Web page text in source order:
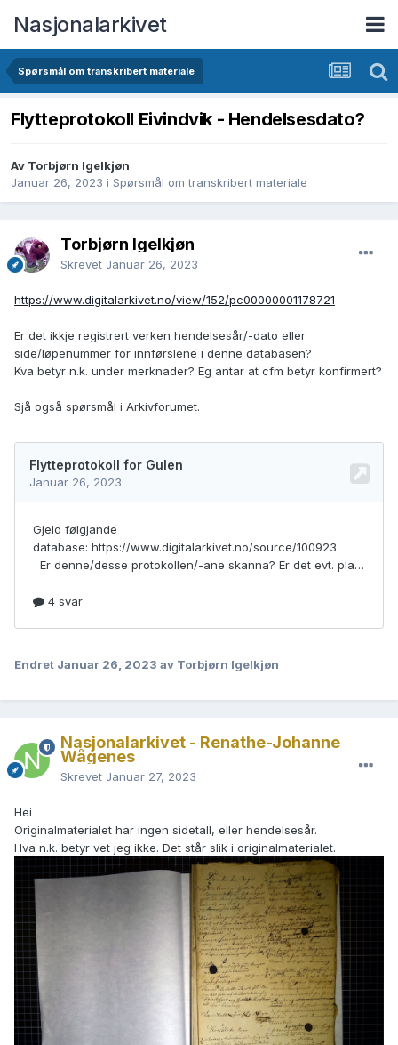
Nasjonalarkivet
Spørsmål om transkribert materiale
Flytteprotokoll Eivindvik - Hendelsesdato?
Av Torbjørn Igelkjøn
Januar 26, 2023 i Spørsmål om transkribert materiale
Torbjørn Igelkjøn
Skrevet Januar 26, 2023
https://www.digitalarkivet.no/view/152/pc00000001178721
Er det ikkje registrert verken hendelsesår/-dato eller
side/løpenummer for innførslene i denne databasen?
Kva betyr n.k. under merknader? Eg antar at cfm betyr konfirmert?
Sjå også spørsmål i Arkivforumet.
Endret Januar 26, 2023 av Torbjørn Igelkjøn
Nasjonalarkivet - Renathe-Johanne
Wågenes
Skrevet Januar 27, 2023
Hei
Originalmaterialet har ingen sidetall, eller hendelsesår.
Hva n.k. betyr vet jeg ikke. Det står slik i originalmaterialet.